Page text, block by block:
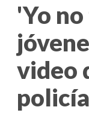
'Yo
video